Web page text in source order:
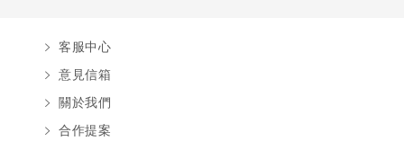
客服中心
意見信箱
關於我們
合作提案